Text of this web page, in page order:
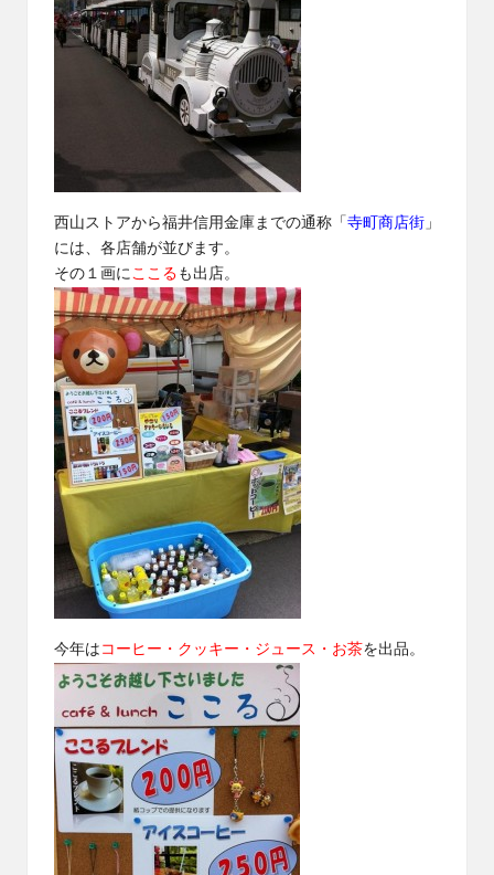
西山ストアから福井信用金庫までの通称「 寺町商店街 」
には、各店舗が並びます。
その１画にここる も出店。
今年は コーヒー・クッキー・ジュース・お茶を出品。